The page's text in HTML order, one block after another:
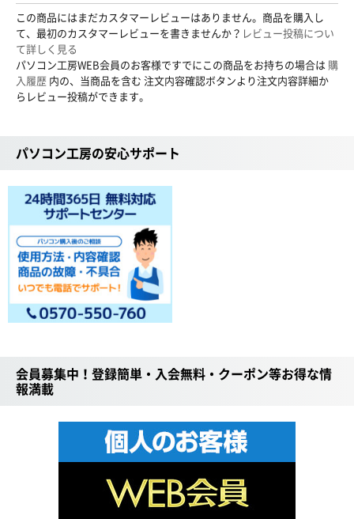
この商品にはまだカスタマーレビューはありません。商品を購入し
て、最初のカスタマーレビューを書きませんか？ レビュー投稿につい
て詳しく見る
パソコン工房WEB会員のお客様ですでにこの商品をお持ちの場合は 購
入履歴 内の、当商品を含む 注文内容確認ボタンより注文内容詳細か
らレビュー投稿ができます。
パソコン工房の安心サポート
会員募集中！登録簡単・入会無料・クーポン等お得な情
報満載